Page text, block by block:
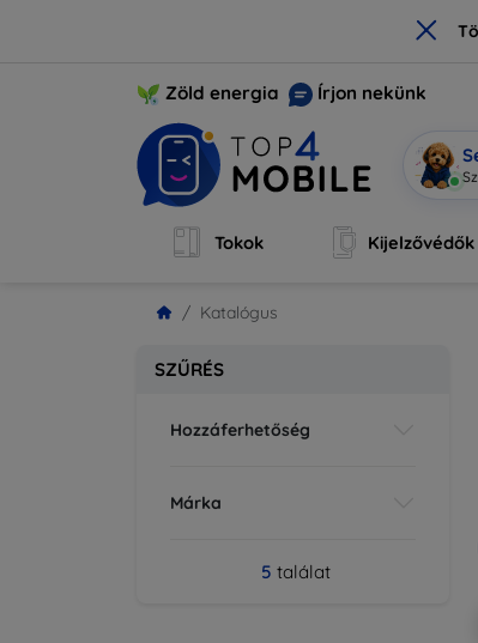
×
Zöld energia Írjon nekünk
|
Tokok Kijelzővédők
Katalógus
SZŰRÉS
Hozzáferhetőség
Márka
5 találat